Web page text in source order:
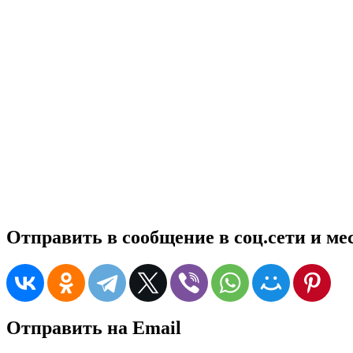
Отправить в сообщение в соц.сети и
Отправить на Email